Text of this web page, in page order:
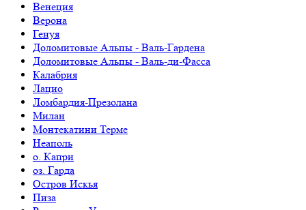
Венеция
Верона
Генуя
Доломитовые Альпы - Валь-Гардена
Доломитовые Альпы - Валь-ди-Фасса
Калабрия
Лацио
Ломбардия-Презолана
Милан
Монтекатини Терме
Неаполь
о. Капри
оз. Гарда
Остров Искья
Пиза